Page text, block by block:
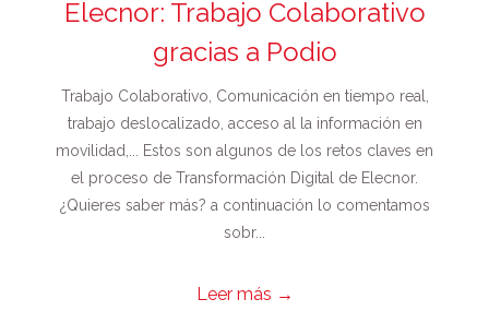
Elecnor: Trabajo Colaborativo
gracias a Podio
Trabajo Colaborativo, Comunicación en tiempo real,
trabajo deslocalizado, acceso al la información en
movilidad,... Estos son algunos de los retos claves en
el proceso de Transformación Digital de Elecnor.
¿Quieres saber más? a continuación lo comentamos
sobr...
Leer más →